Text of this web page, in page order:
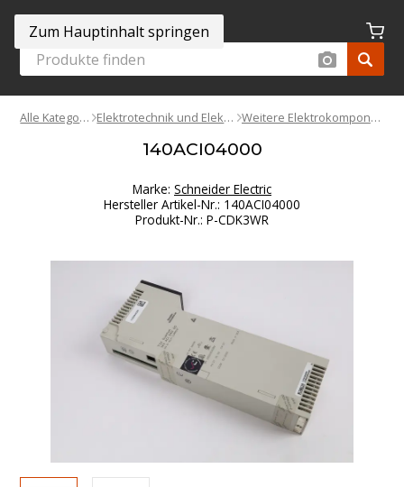
Zum Hauptinhalt springen
Alle Kategorien Elektrotechnik und Elektronik Weitere Elektrokomponenten
140ACI04000
Marke: Schneider Electric
Hersteller Artikel-Nr.: 140ACI04000
Produkt-Nr.: P-CDK3WR